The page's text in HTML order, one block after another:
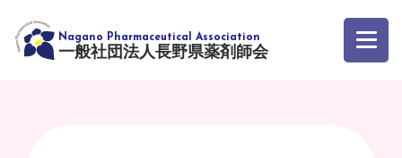
一般社団法人長野県薬剤師会